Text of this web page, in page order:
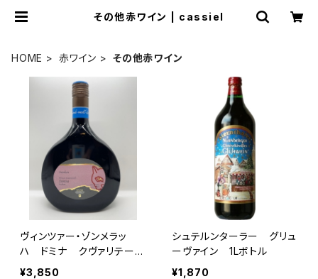
その他赤ワイン | cassiel
HOME 赤ワイン その他赤ワイン
ヴィンツァー・ゾンメラッ
ハ ドミナ クヴァリテーツ
ヴァイン トロッケン 202
¥3,850
シュテルンターラー グリュ
ーヴァイン 1Lボトル
¥1,870